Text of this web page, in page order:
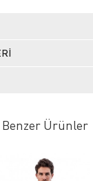
Benzer Ürünler